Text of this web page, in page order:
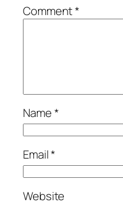
Comment*
Name*
Email*
Website